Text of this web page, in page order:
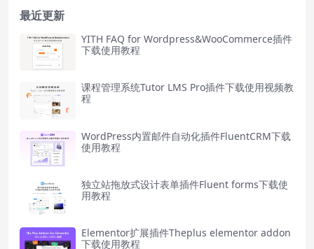
最近更新
YITH FAQ for Wordpress&WooCommerce插件
下载使用教程
课程管理系统Tutor LMS Pro插件下载使用视频教
程
WordPress内置邮件自动化插件FluentCRM下载
使用教程
独立站拖放式设计表单插件Fluent forms下载使
用教程
Elementor扩展插件Theplus elementor addon
下载使用教程